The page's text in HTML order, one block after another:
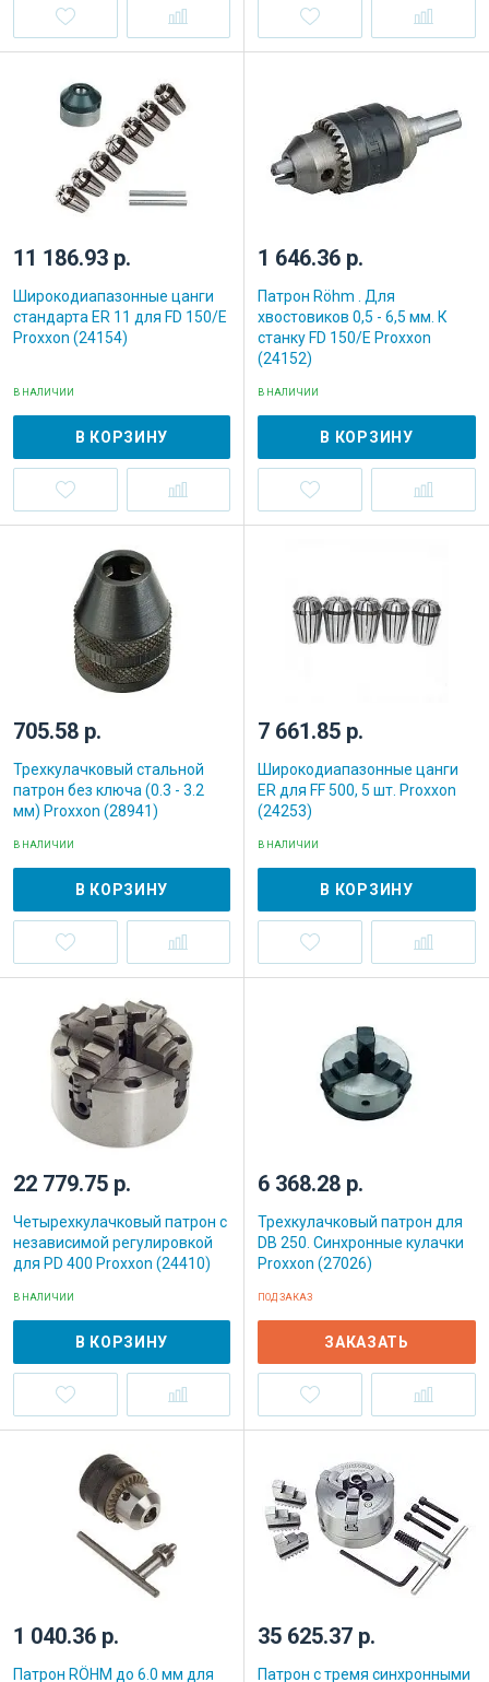
11 186.93 р.
Широкодиапазонные цанги
стандарта ER 11 для FD 150/E
Proxxon (24154)
В НАЛИЧИИ
В КОРЗИНУ
1 646.36 р.
Патрон Röhm . Для
хвостовиков 0,5 - 6,5 мм. К
станку FD 150/E Proxxon
(24152)
В НАЛИЧИИ
В КОРЗИНУ
705.58 р.
Трехкулачковый стальной
патрон без ключа (0.3 - 3.2
мм) Proxxon (28941)
В НАЛИЧИИ
В КОРЗИНУ
7 661.85 р.
Широкодиапазонные цанги
ER для FF 500, 5 шт. Proxxon
(24253)
В НАЛИЧИИ
В КОРЗИНУ
22 779.75 р.
Четырехкулачковый патрон с
независимой регулировкой
для PD 400 Proxxon (24410)
В НАЛИЧИИ
В КОРЗИНУ
6 368.28 р.
Трехкулачковый патрон для
DB 250. Синхронные кулачки
Proxxon (27026)
ПОД ЗАКАЗ
ЗАКАЗАТЬ
1 040.36 р.
Патрон RÖHM до 6.0 мм для
35 625.37 р.
Патрон с тремя синхронными